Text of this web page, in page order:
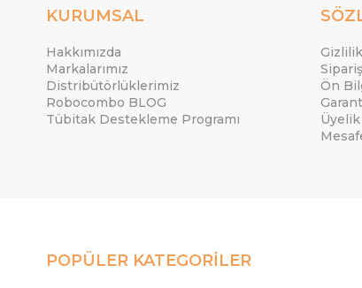
KURUMSAL
Hakkımızda
Markalarımız
Distribütörlüklerimiz
Robocombo BLOG
Tübitak Destekleme Programı
Ön
POPÜLER KATEGORİLER